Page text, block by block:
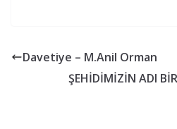
Davetiye – M.Anil Orman
ŞEHİDİMİZİN ADI